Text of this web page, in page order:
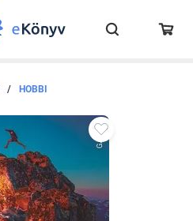
/ HOBBI